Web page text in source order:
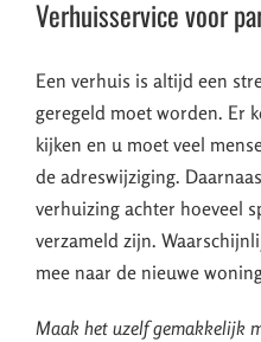
Verhuisservice voor
Een verhuis is altijd een
geregeld moet worden. Er
kijken en u moet veel
de adreswijziging.
verhuizing achter hoeveel
verzameld zijn.
mee naar de nieuwe
Maak het uzelf gemakkelijk